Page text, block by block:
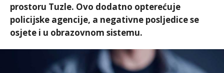
prostoru Tuzle. Ovo dodatno opterećuje
policijske agencije, a negativne posljedice se
osjete i u obrazovnom sistemu.